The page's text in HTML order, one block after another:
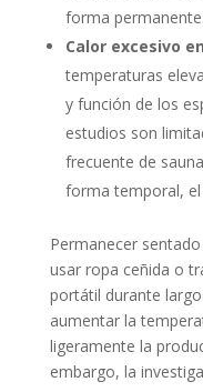
forma permanente.
Calor excesivo
temperaturas
y función de los
estudios son
frecuente de
forma temporal,
Permanecer
usar ropa ceñida o
portátil durante
aumentar la
ligeramente la
embargo, la